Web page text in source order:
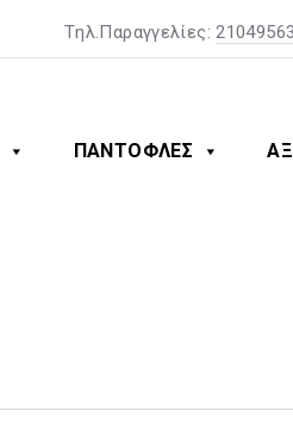
Tηλ.Παραγγελίες:
ΠΑΝΤΟΦΛΕΣ